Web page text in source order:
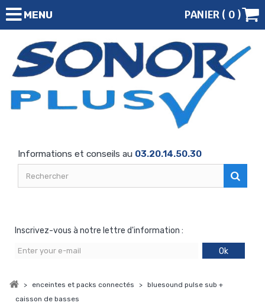
MENU PANIER ( 0 )
Informations et conseils au 03.20.14.50.30
Inscrivez-vous à notre lettre d'information :
Ok
> enceintes et packs connectés > bluesound pulse sub +
caisson de basses